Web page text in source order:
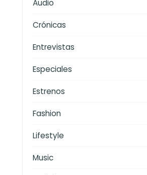
Audio
Crónicas
Entrevistas
Especiales
Estrenos
Fashion
Lifestyle
Music